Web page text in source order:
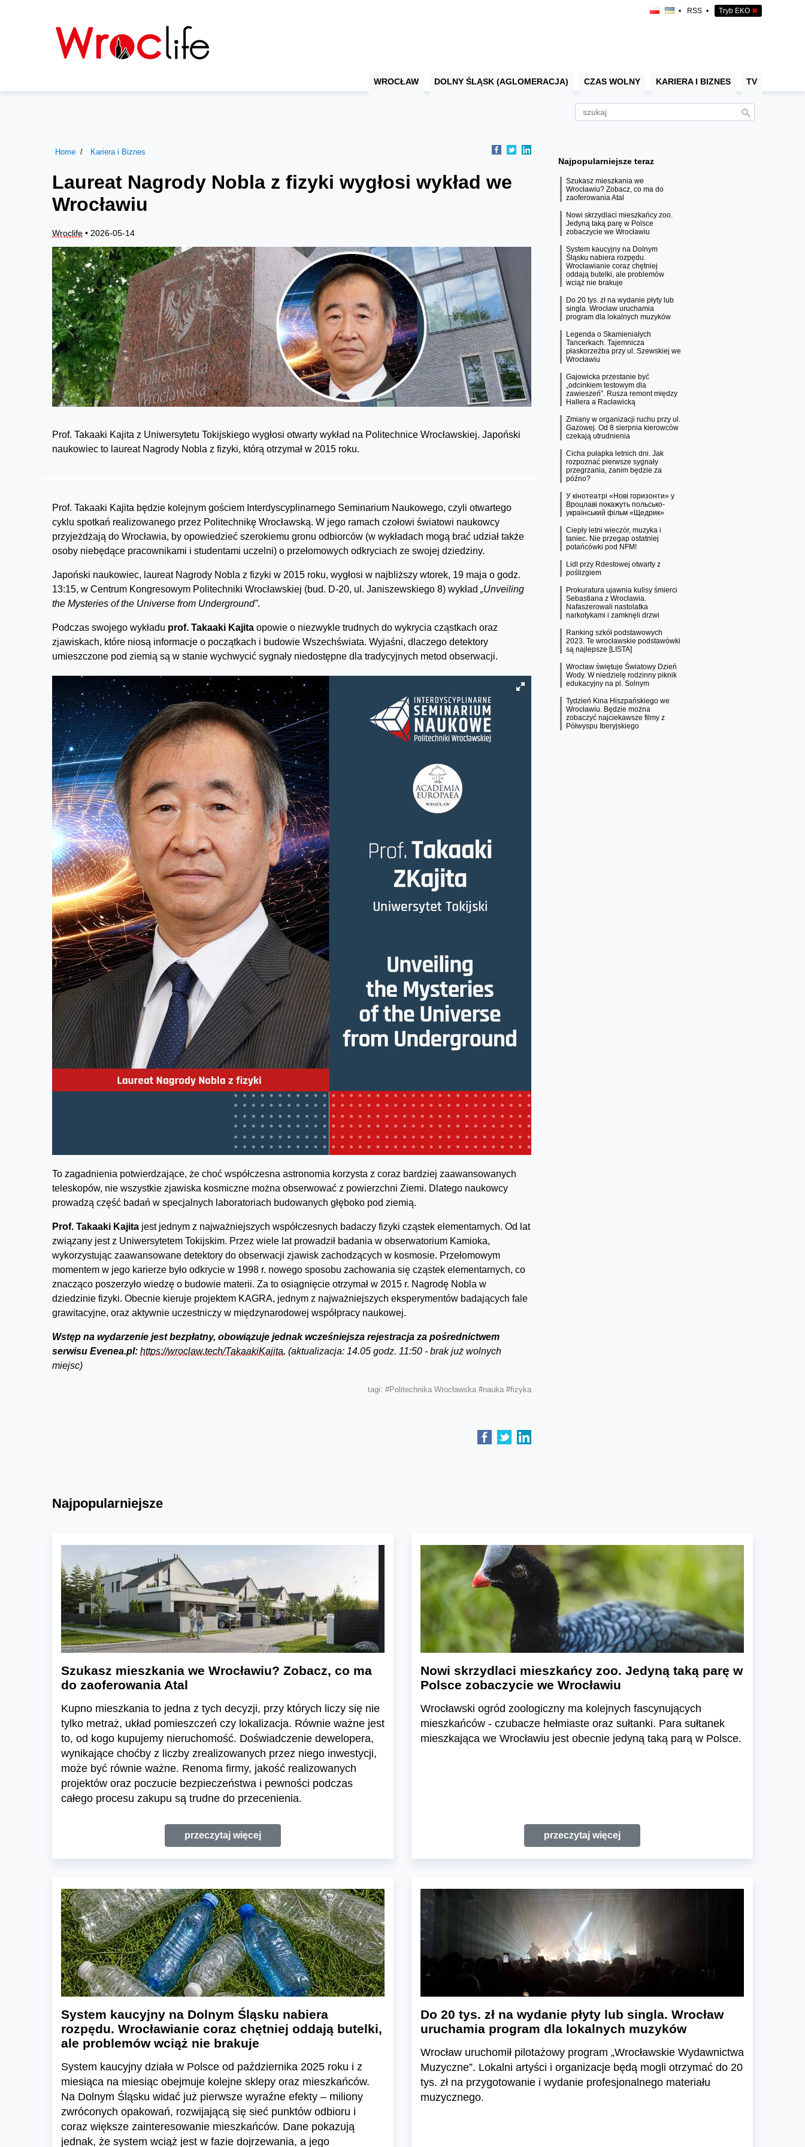
• RSS • Tryb EKO ✖
WROCŁAW DOLNY ŚLĄSK (AGLOMERACJA) CZAS WOLNY KARIERA I BIZNES TV
Home Kariera i Biznes
Laureat Nagrody Nobla z fizyki wygłosi wykład we
Wrocławiu
Wroclife • 2026-05-14
Prof. Takaaki Kajita z Uniwersytetu Tokijskiego wygłosi otwarty wykład na Politechnice Wrocławskiej. Japoński
naukowiec to laureat Nagrody Nobla z fizyki, którą otrzymał w 2015 roku.
Prof. Takaaki Kajita będzie kolejnym gościem Interdyscyplinarnego Seminarium Naukowego, czyli otwartego
cyklu spotkań realizowanego przez Politechnikę Wrocławską. W jego ramach czołowi światowi naukowcy
przyjeżdżają do Wrocławia, by opowiedzieć szerokiemu gronu odbiorców (w wykładach mogą brać udział także
osoby niebędące pracownikami i studentami uczelni) o przełomowych odkryciach ze swojej dziedziny.
Japoński naukowiec, laureat Nagrody Nobla z fizyki w 2015 roku, wygłosi w najbliższy wtorek, 19 maja o godz.
13:15, w Centrum Kongresowym Politechniki Wrocławskiej (bud. D-20, ul. Janiszewskiego 8) wykład „Unveiling
the Mysteries of the Universe from Underground”.
Podczas swojego wykładu prof. Takaaki Kajita opowie o niezwykle trudnych do wykrycia cząstkach oraz
zjawiskach, które niosą informacje o początkach i budowie Wszechświata. Wyjaśni, dlaczego detektory
umieszczone pod ziemią są w stanie wychwycić sygnały niedostępne dla tradycyjnych metod obserwacji.
To zagadnienia potwierdzające, że choć współczesna astronomia korzysta z coraz bardziej zaawansowanych
teleskopów, nie wszystkie zjawiska kosmiczne można obserwować z powierzchni Ziemi. Dlatego naukowcy
prowadzą część badań w specjalnych laboratoriach budowanych głęboko pod ziemią.
Prof. Takaaki Kajita jest jednym z najważniejszych współczesnych badaczy fizyki cząstek elementarnych. Od lat
związany jest z Uniwersytetem Tokijskim. Przez wiele lat prowadził badania w obserwatorium Kamioka,
wykorzystując zaawansowane detektory do obserwacji zjawisk zachodzących w kosmosie. Przełomowym
momentem w jego karierze było odkrycie w 1998 r. nowego sposobu zachowania się cząstek elementarnych, co
znacząco poszerzyło wiedzę o budowie materii. Za to osiągnięcie otrzymał w 2015 r. Nagrodę Nobla w
dziedzinie fizyki. Obecnie kieruje projektem KAGRA, jednym z najważniejszych eksperymentów badających fale
grawitacyjne, oraz aktywnie uczestniczy w międzynarodowej współpracy naukowej.
Wstęp na wydarzenie jest bezpłatny, obowiązuje jednak wcześniejsza rejestracja za pośrednictwem
serwisu Evenea.pl: https://wroclaw.tech/TakaakiKajita. (aktualizacja: 14.05 godz. 11:50 - brak już wolnych
miejsc)
tagi: #Politechnika Wrocławska #nauka #fizyka
Najpopularniejsze teraz
Szukasz mieszkania we
Wrocławiu? Zobacz, co ma do
zaoferowania Atal
Nowi skrzydlaci mieszkańcy zoo.
Jedyną taką parę w Polsce
zobaczycie we Wrocławiu
System kaucyjny na Dolnym
Śląsku nabiera rozpędu.
Wrocławianie coraz chętniej
oddają butelki, ale problemów
wciąż nie brakuje
Do 20 tys. zł na wydanie płyty lub
singla. Wrocław uruchamia
program dla lokalnych muzyków
Legenda o Skamieniałych
Tancerkach. Tajemnicza
płaskorzeźba przy ul. Szewskiej we
Wrocławiu
Gajowicka przestanie być
„odcinkiem testowym dla
zawieszeń”. Rusza remont między
Hallera a Racławicką
Zmiany w organizacji ruchu przy ul.
Gazowej. Od 8 sierpnia kierowców
czekają utrudnienia
Cicha pułapka letnich dni. Jak
rozpoznać pierwsze sygnały
przegrzania, zanim będzie za
późno?
У кінотеатрі «Нові горизонти» у
Вроцлаві покажуть польсько-
український фільм «Щедрик»
Ciepły letni wieczór, muzyka i
taniec. Nie przegap ostatniej
potańcówki pod NFM!
Lidl przy Rdestowej otwarty z
poślizgiem
Prokuratura ujawnia kulisy śmierci
Sebastiana z Wrocławia.
Nafaszerowali nastolatka
narkotykami i zamknęli drzwi
Ranking szkół podstawowych
2023. Te wrocławskie podstawówki
są najlepsze [LISTA]
Wrocław świętuje Światowy Dzień
Wody. W niedzielę rodzinny piknik
edukacyjny na pl. Solnym
Tydzień Kina Hiszpańskiego we
Wrocławiu. Będzie można
zobaczyć najciekawsze filmy z
Półwyspu Iberyjskiego
Najpopularniejsze
Szukasz mieszkania we Wrocławiu? Zobacz, co ma
do zaoferowania Atal
Kupno mieszkania to jedna z tych decyzji, przy których liczy się nie
tylko metraż, układ pomieszczeń czy lokalizacja. Równie ważne jest
to, od kogo kupujemy nieruchomość. Doświadczenie dewelopera,
wynikające choćby z liczby zrealizowanych przez niego inwestycji,
może być równie ważne. Renoma firmy, jakość realizowanych
projektów oraz poczucie bezpieczeństwa i pewności podczas
całego procesu zakupu są trudne do przecenienia.
przeczytaj więcej
Nowi skrzydlaci mieszkańcy zoo. Jedyną taką parę w
Polsce zobaczycie we Wrocławiu
Wrocławski ogród zoologiczny ma kolejnych fascynujących
mieszkańców - czubacze hełmiaste oraz sułtanki. Para sułtanek
mieszkająca we Wrocławiu jest obecnie jedyną taką parą w Polsce.
przeczytaj więcej
System kaucyjny na Dolnym Śląsku nabiera
rozpędu. Wrocławianie coraz chętniej oddają butelki,
ale problemów wciąż nie brakuje
System kaucyjny działa w Polsce od października 2025 roku i z
miesiąca na miesiąc obejmuje kolejne sklepy oraz mieszkańców.
Na Dolnym Śląsku widać już pierwsze wyraźne efekty – miliony
zwróconych opakowań, rozwijającą się sieć punktów odbioru i
coraz większe zainteresowanie mieszkańców. Dane pokazują
jednak, że system wciąż jest w fazie dojrzewania, a jego
Do 20 tys. zł na wydanie płyty lub singla. Wrocław
uruchamia program dla lokalnych muzyków
Wrocław uruchomił pilotażowy program „Wrocławskie Wydawnictwa
Muzyczne”. Lokalni artyści i organizacje będą mogli otrzymać do 20
tys. zł na przygotowanie i wydanie profesjonalnego materiału
muzycznego.